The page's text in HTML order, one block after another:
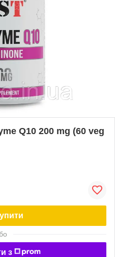
Q10 200 mg (60 veg
з